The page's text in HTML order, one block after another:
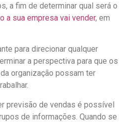
a fim de determinar qual será o
a sua empresa vai vender, em
para direcionar qualquer
a perspectiva para que os
organização possam ter
previsão de vendas é possível
de informações. Quando se